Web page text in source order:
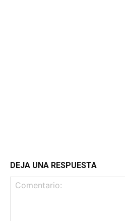
DEJA UNA RESPUESTA